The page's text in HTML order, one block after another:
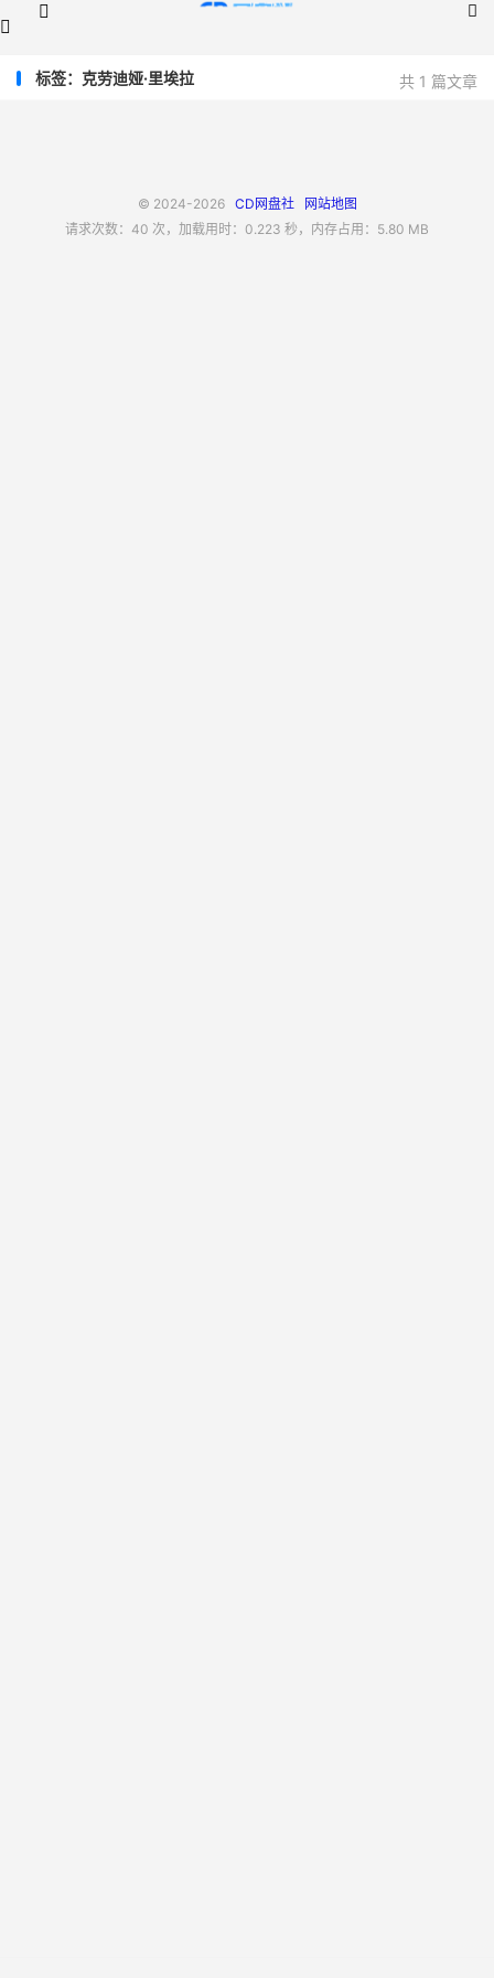
 
共 1 篇文章
标签：克劳迪娅·里埃拉
© 2024-2026 CD网盘社
网站地图
请求次数：40 次，加载用时：0.223 秒，内存占用：5.80 MB